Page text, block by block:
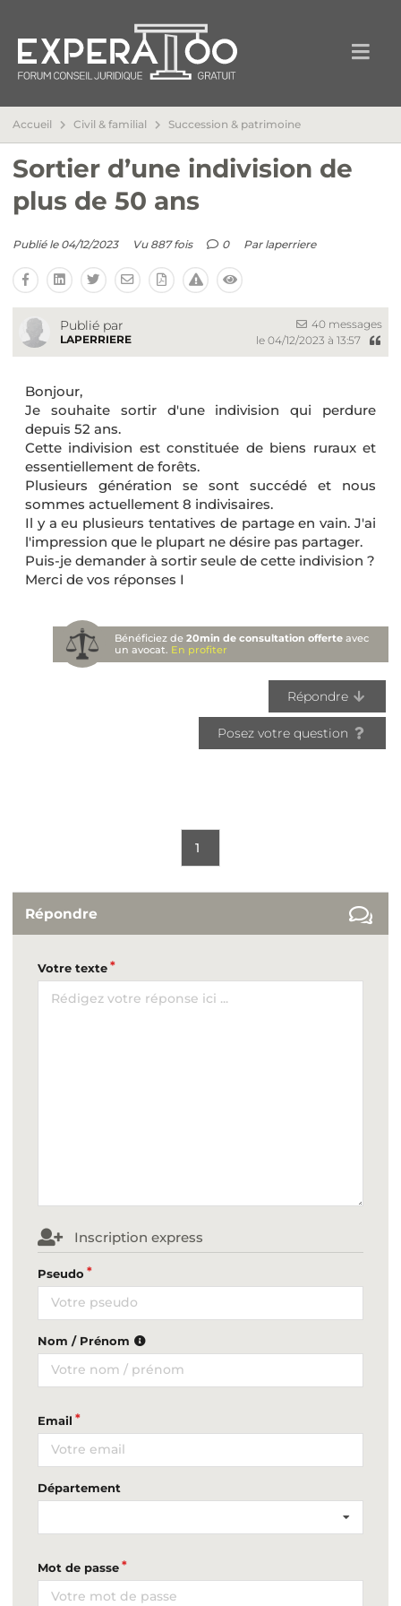
Accueil Civil & familial Succession & patrimoine
Sortier d’une indivision de
plus de 50 ans
Publié le 04/12/2023 Vu 887 fois 0 Par laperriere
Publié par
LAPERRIERE
40 messages
le 04/12/2023 à 13:57
Bonjour,
Je souhaite sortir d'une indivision qui perdure
depuis 52 ans.
Cette indivision est constituée de biens ruraux et
essentiellement de forêts.
Plusieurs génération se sont succédé et nous
sommes actuellement 8 indivisaires.
Il y a eu plusieurs tentatives de partage en vain. J'ai
l'impression que le plupart ne désire pas partager.
Puis-je demander à sortir seule de cette indivision ?
Merci de vos réponses I
Bénéficiez de20min de consultation offerte avec
un avocat. En profiter
Répondre
Posez votre question
1
Répondre
Votre texte
Inscription express
Pseudo
Nom / Prénom
Email
Département
Mot de passe